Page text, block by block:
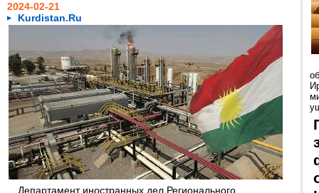
2024-02-21
Kurdistan.Ru
Департамент иностранных дел Регионального